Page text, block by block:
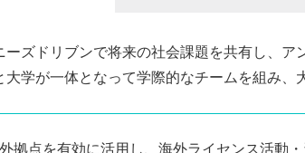
ーズドリブンで将来の社会課題を共有し、ア
大学が一体となって学際的なチームを組み、
拠点を有効に活用し、海外ライセンス活動・